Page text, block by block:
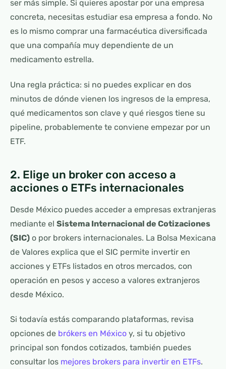
ser más simple. Si quieres apostar por una empresa
concreta, necesitas estudiar esa empresa a fondo. No
es lo mismo comprar una farmacéutica diversificada
que una compañía muy dependiente de un
medicamento estrella.
Una regla práctica: si no puedes explicar en dos
minutos de dónde vienen los ingresos de la empresa,
qué medicamentos son clave y qué riesgos tiene su
pipeline, probablemente te conviene empezar por un
ETF.
2. Elige un broker con acceso a
acciones o ETFs internacionales
Desde México puedes acceder a empresas extranjeras
mediante el Sistema Internacional de Cotizaciones
(SIC) o por brokers internacionales. La Bolsa Mexicana
de Valores explica que el SIC permite invertir en
acciones y ETFs listados en otros mercados, con
operación en pesos y acceso a valores extranjeros
desde México.
Si todavía estás comparando plataformas, revisa
opciones de brókers en México y, si tu objetivo
principal son fondos cotizados, también puedes
consultar los mejores brokers para invertir en ETFs.